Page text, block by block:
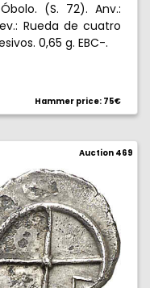
(S. 72). Anv.:
Rueda de cuatro
0,65 g. EBC-.
Hammer price: 75€
Auction 469